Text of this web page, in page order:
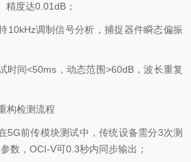
精度达0.01dB；
调制信号分析，捕捉器件瞬态偏振
间<50ms，动态范围>60dB，波长重复
检测流程
前传模块测试中，传统设备需分3次测
数，OCI-V可0.3秒内同步输出；